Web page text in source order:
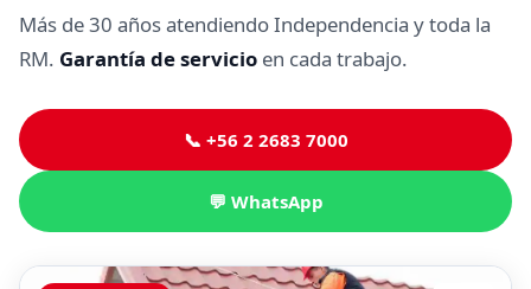
Más de 30 años atendiendo Independencia y toda la
RM. Garantía de servicio en cada trabajo.
📞 +56 2 2683 7000
💬 WhatsApp